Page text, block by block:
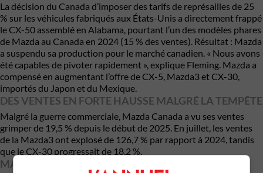
La décision du Canada d’imposer des tarifs de représailles de 25
% sur les véhicules fabriqués aux États-Unis a directement frappé
le CX-50 assemblé en Alabama, pourtant l’un des modèles phares
de Mazda au Canada en 2024 (15 % des ventes). Résultat : Mazda
a suspendu sa production pour le marché canadien. « Nous avons
été capables de pivoter rapidement », explique Fleming. Mazda a
compensé en augmentant l’offre de CX-5, Mazda3 et CX-30,
importés du Japon et du Mexique.
DES VENTES EN FORTE HAUSSE MALGRÉ LA TEMPÊTE
Malgré la guerre commerciale, Mazda Canada a vu ses ventes
grimper de 19,5 % depuis le début de 2025. En juillet, les ventes
de la Mazda3 ont explosé de 126,7 % par rapport à 2024, tandis
que le CX-30 progressait de 18,2 %.
MANDATS VZE : UN OBSTACLE POUR MAZDA